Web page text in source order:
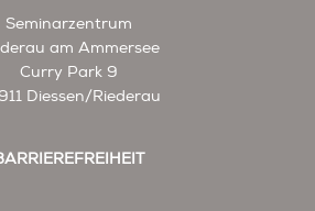
Seminarzentrum
am Ammersee
Curry Park 9
Diessen/Riederau